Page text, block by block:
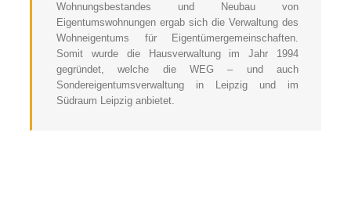
Wohnungsbestandes und Neubau von
Eigentumswohnungen ergab sich die Verwaltung des
Wohneigentums für Eigentümergemeinschaften.
Somit wurde die Hausverwaltung im Jahr 1994
gegründet, welche die WEG – und auch
Sondereigentumsverwaltung in Leipzig und im
Südraum Leipzig anbietet.